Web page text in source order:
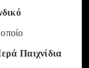
Παιχνίδια